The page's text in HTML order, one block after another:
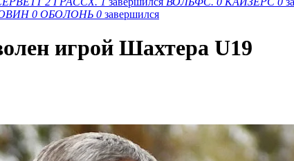
0 ОБОЛОНЬ 0 завершился
игрой Шахтера U19